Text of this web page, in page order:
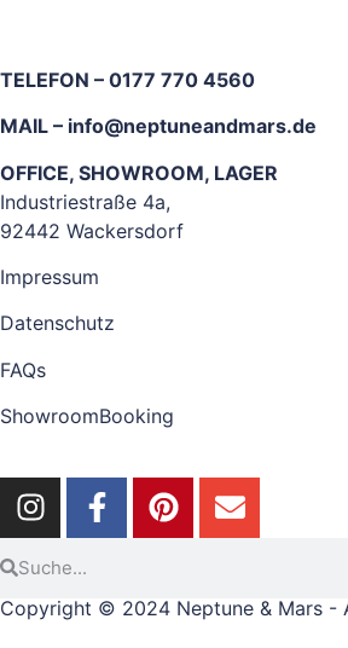
TELEFON – 0177 770 4560
MAIL – info@neptuneandmars.de
OFFICE, SHOWROOM, LAGER
Industriestraße 4a,
92442 Wackersdorf
Impressum
Datenschutz
FAQs
ShowroomBooking
Copyright © 2024 Neptune & Mars -